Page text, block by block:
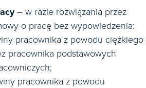
– w razie rozwiązania przez
o pracę bez wypowiedzenia:
pracownika z powodu ciężkiego
pracownika podstawowych
pracownika z powodu